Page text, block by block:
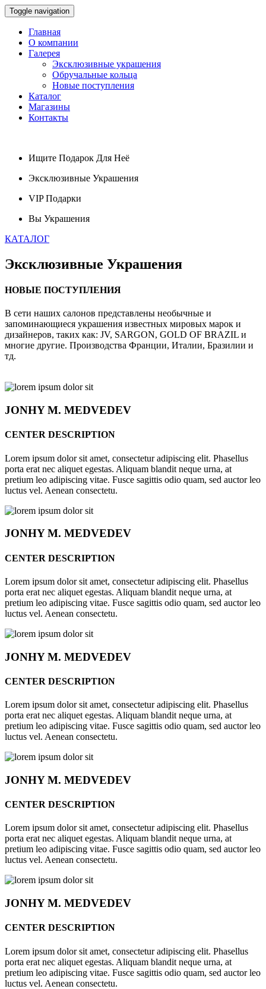
Toggle navigation
Главная
О компании
Галерея
Эксклюзивные украшения
Обручальные кольца
Новые поступления
Каталог
Магазины
Контакты
Ищите Подарок Для Неё
Эксклюзивные Украшения
VIPПодарки
Вы Украшения
КАТАЛОГ
Эксклюзивные Украшения
НОВЫЕ ПОСТУПЛЕНИЯ
В сети наших салонов представлены необычные и
запоминающиеся украшения известных мировых марок и
дизайнеров, таких как: JV, SARGON, GOLD OF BRAZIL и
многие другие. Производства Франции, Италии, Бразилии и
тд.
JONHYM. MEDVEDEV
CENTER DESCRIPTION
Lorem ipsum dolor sit amet, consectetur adipiscing elit. Phasellus
porta erat nec aliquet egestas. Aliquam blandit neque urna, at
pretium leo adipiscing vitae. Fusce sagittis odio quam, sed auctor leo
luctus vel. Aenean consectetu.
JONHYM. MEDVEDEV
CENTER DESCRIPTION
Lorem ipsum dolor sit amet, consectetur adipiscing elit. Phasellus
porta erat nec aliquet egestas. Aliquam blandit neque urna, at
pretium leo adipiscing vitae. Fusce sagittis odio quam, sed auctor leo
luctus vel. Aenean consectetu.
JONHYM. MEDVEDEV
CENTER DESCRIPTION
Lorem ipsum dolor sit amet, consectetur adipiscing elit. Phasellus
porta erat nec aliquet egestas. Aliquam blandit neque urna, at
pretium leo adipiscing vitae. Fusce sagittis odio quam, sed auctor leo
luctus vel. Aenean consectetu.
JONHYM. MEDVEDEV
CENTER DESCRIPTION
Lorem ipsum dolor sit amet, consectetur adipiscing elit. Phasellus
porta erat nec aliquet egestas. Aliquam blandit neque urna, at
pretium leo adipiscing vitae. Fusce sagittis odio quam, sed auctor leo
luctus vel. Aenean consectetu.
JONHYM. MEDVEDEV
CENTER DESCRIPTION
Lorem ipsum dolor sit amet, consectetur adipiscing elit. Phasellus
porta erat nec aliquet egestas. Aliquam blandit neque urna, at
pretium leo adipiscing vitae. Fusce sagittis odio quam, sed auctor leo
luctus vel. Aenean consectetu.